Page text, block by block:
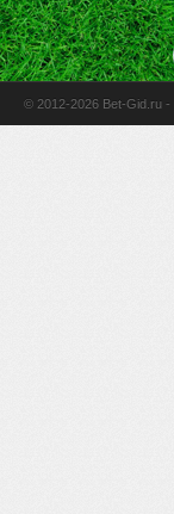
© 2012-2026 Bet-Gid.ru -